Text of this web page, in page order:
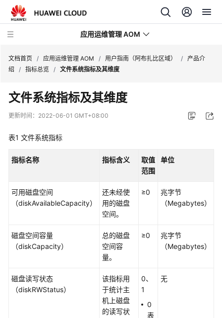
应用运维管理 AOM
最
新
动
品
计
明
入
门
文档首页 / 应用运维管理 AOM / 用户指南（阿布扎比区域） / 产品介
绍
/ 指标总览 / 文件系统指标及其维度
文件系统指标及其维度
更新时间： 2022-06-01 GMT+08:00
表1 文件系统指标
指标名称 指标含义
取值
范围
单位
可用磁盘空间
（diskAvailableCapacity）
还未经使
用的磁盘
空间。
≥0
兆字节
（Megabytes）
磁盘空间容量
（diskCapacity）
总的磁盘
空间容
量。
≥0
兆字节
（Megabytes）
磁盘读写状态
（diskRWStatus）
该指标用
于统计主
机上磁盘
的读写状
0、
1
0
表
无